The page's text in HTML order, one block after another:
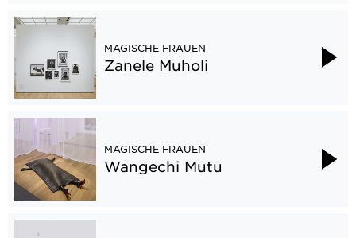
MAGISCHE FRAUEN
Zanele Muholi
MAGISCHE FRAUEN
Wangechi Mutu